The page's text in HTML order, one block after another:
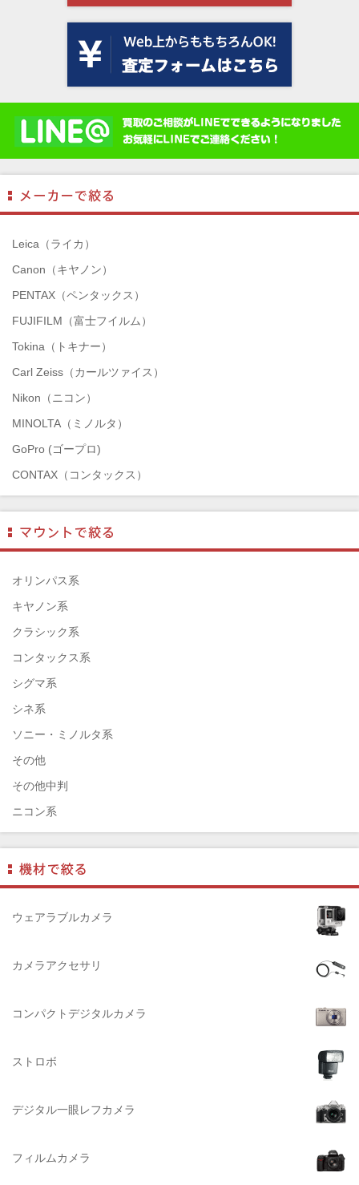
Leica（ライカ）
Canon（キヤノン）
PENTAX（ペンタックス）
FUJIFILM（富士フイルム）
Tokina（トキナー）
Carl Zeiss（カールツァイス）
Nikon（ニコン）
MINOLTA（ミノルタ）
GoPro (ゴープロ)
CONTAX（コンタックス）
Mamiya（マミヤ）
TAMRON（タムロン）
SIGMA（シグマ）
HASSELBLAD（ハッセルブラッド）
EPSON（エプソン）
ENNA München（エナ）
ELEFOTO（エレフォト）
ELECOM（エレコム）
￼EIZO（エイゾ）
edelkrone（エーデンクローン）
Garmin（ガーミン）
Dust-Off（ダストオフ）
DreamMaker（ドリームメーカー）
DIGITALKING（デジタルキング）
diagnl（ダイアグナル）
Lowepro（ロープロ）
BURTON（バートン）
DELSEY（デルセー）
DEKO Elite（デコエリート）
Datacolor（データカラー）
オリンパス系
キヤノン系
クラシック系
コンタックス系
シグマ系
シネ系
ソニー・ミノルタ系
その他
その他中判
ニコン系
フジフィルム系
ペンタックス系
ライカ系
中判海外系
ウェアラブルカメラ
カメラアクセサリ
コンパクトデジタルカメラ
ストロボ
デジタル一眼レフカメラ
フィルムカメラ